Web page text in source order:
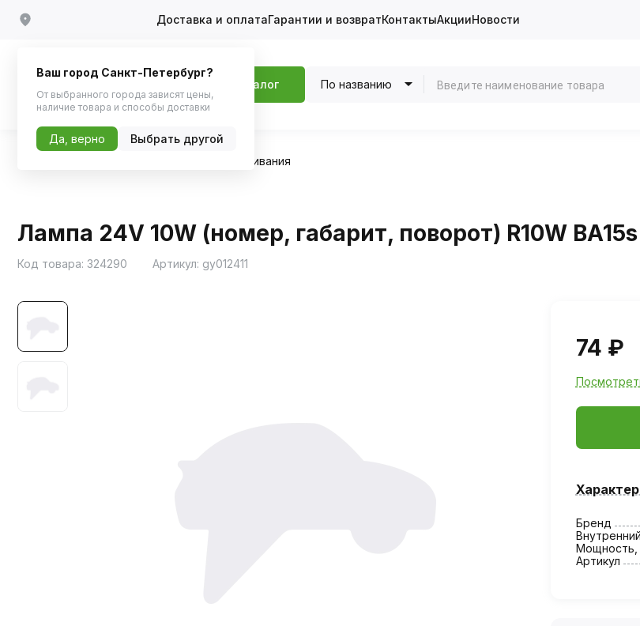
Доставка и оплатаГарантии и возвратКонтактыАкцииНовости
Каталог По названию
Лампы накаливания
Лампа 24V 10W (номер, габарит, поворот) R10W
Код товара: 324290 Артикул: gy012411
74 ₽
Бренд
Мощность,
Артикул
Ваш город Санкт-Петербург?
От выбранного города зависят цены,
наличие товара и способы доставки
Да, верно Выбрать другой